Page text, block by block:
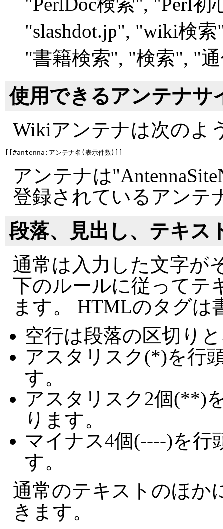
"PerlDoc検索", "Perl初
"slashdot.jp", "wiki検索
"書籍検索", "検索", "
使用できるアンテナサ
Wikiアンテナは次のよ
アンテナは
登録されているアンテ
段落、見出し、テキス
通常は入力した文字が
下のルールに従ってテ
ます。 HTMLのタグは
空行は段落の区切り
アスタリスク(*)を行
す。
アスタリスク2個(**)
ります。
マイナス4個(----)を行
す。
通常のテキストのほか
きます。